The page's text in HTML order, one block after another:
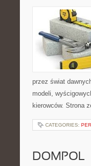
przez świat
modeli,
kierowców. Strona
CATEGORIES:
DOMPOL